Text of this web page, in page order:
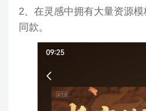
2、在灵感中拥有大量资源
同款。